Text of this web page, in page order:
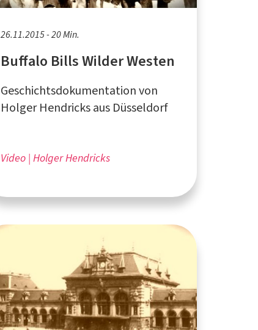
26.11.2015 - 20 Min.
Buffalo Bills Wilder Westen
Geschichtsdokumentation von
Holger Hendricks aus Düsseldorf
Video Holger Hendricks